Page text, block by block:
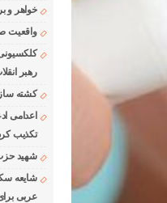
خواهر و
واقعیت
رهبر
کشته
اعدامی
تکذیب
شهید
شایعه
عربی